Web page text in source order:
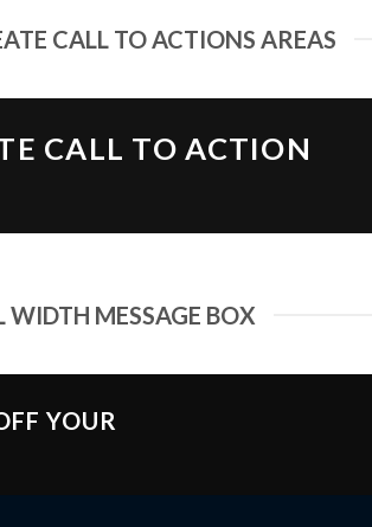
CALL TO ACTIONS AREAS
CALL TO ACTION
WIDTH MESSAGE BOX
YOUR